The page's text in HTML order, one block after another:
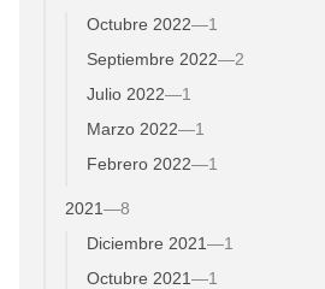
Octubre 2022—1
Septiembre 2022—2
Julio 2022—1
Marzo 2022—1
Febrero 2022—1
2021—8
Diciembre 2021—1
Octubre 2021—1